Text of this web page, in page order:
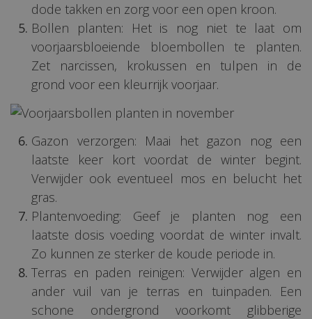
dode takken en zorg voor een open kroon.
Bollen planten: Het is nog niet te laat om
voorjaarsbloeiende bloembollen te planten.
Zet narcissen, krokussen en tulpen in de
grond voor een kleurrijk voorjaar.
Gazon verzorgen: Maai het gazon nog een
laatste keer kort voordat de winter begint.
Verwijder ook eventueel mos en belucht het
gras.
Plantenvoeding: Geef je planten nog een
laatste dosis voeding voordat de winter invalt.
Zo kunnen ze sterker de koude periode in.
Terras en paden reinigen: Verwijder algen en
ander vuil van je terras en tuinpaden. Een
schone ondergrond voorkomt glibberige